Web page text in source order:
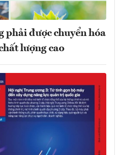
phải được chuyển hóa
lượng cao